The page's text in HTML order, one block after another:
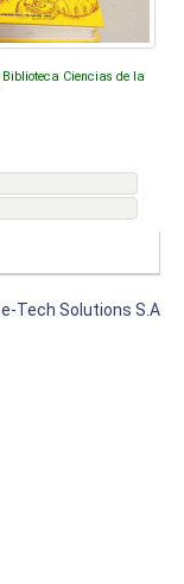
Biblioteca Ciencias de la
e-Tech Solutions S.A